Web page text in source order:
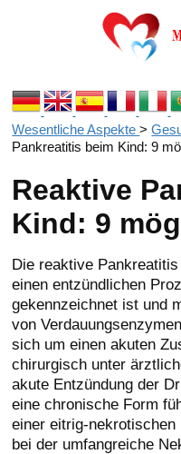
Wesentliche Aspekte>
Pankreatitis beim Kind: 9
Reaktive
Kind: 9
Die reaktive
einen entzündlichen
gekennzeichnet ist und
von
sich um einen akuten
chirurgisch unter
akute Entzündung der
eine chronische Form
einer eitrig-
bei der umfangreiche